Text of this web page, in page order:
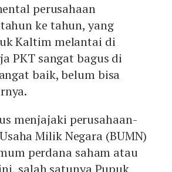
perusahaan
ke tahun, yang
Kaltim melantai di
PKT sangat bagus di
baik, belum bisa
menjajaki perusahaan-
Milik Negara (BUMN)
perdana saham atau